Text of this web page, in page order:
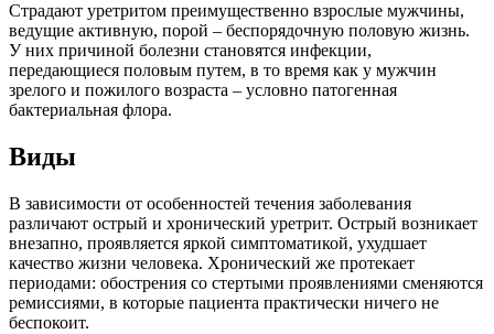
Страдают уретритом преимущественно взрослые мужчины,
ведущие активную, порой – беспорядочную половую жизнь.
У них причиной болезни становятся инфекции,
передающиеся половым путем, в то время как у мужчин
зрелого и пожилого возраста – условно патогенная
бактериальная флора.
Виды
В зависимости от особенностей течения заболевания
различают острый и хронический уретрит. Острый возникает
внезапно, проявляется яркой симптоматикой, ухудшает
качество жизни человека. Хронический же протекает
периодами: обострения со стертыми проявлениями сменяются
ремиссиями, в которые пациента практически ничего не
беспокоит.